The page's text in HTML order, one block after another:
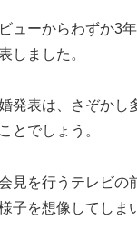
ューからわずか3
しました。
発表は、さぞかし
とでしょう。
見を行うテレビの
子を想像してしま